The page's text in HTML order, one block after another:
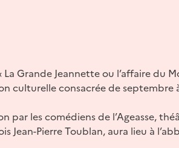
La Grande Jeannette ou l’affaire du
culturelle consacrée de septembre
par les comédiens de l’Ageasse,
Jean-Pierre Toublan, aura lieu à